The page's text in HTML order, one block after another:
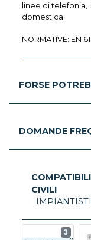
linee di
domestica.
NORMATIVE: EN
FORSE
DOMANDE
CIVILI
3